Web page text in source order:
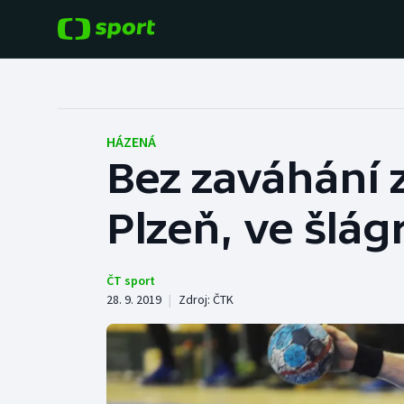
Fotbal
Hokej
Tenis
Cyklistika
Baseball a softbal
Basketbal
Boby a skeleton
Box
HÁZENÁ
Bez zaváhání
Plzeň, ve
ČT sport
28. 9. 2019 | Zdroj: ČTK